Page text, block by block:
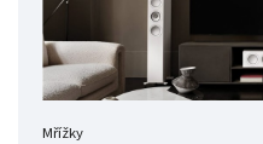
Mřížky